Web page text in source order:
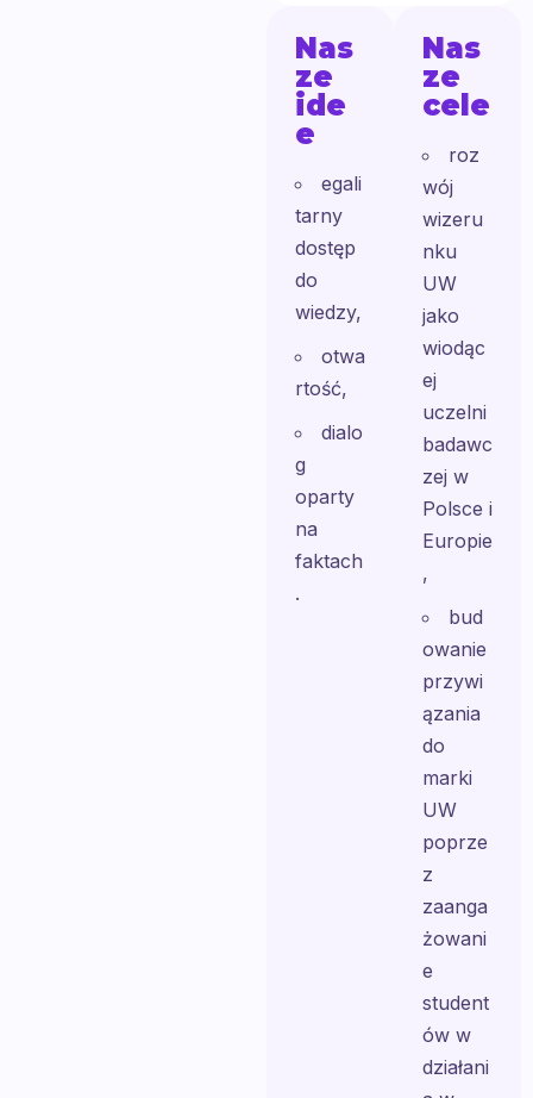
Nas
ze
ide
e
egali
tarny
dostęp
do
wiedzy,
otwa
rtość,
dialo
g
oparty
na
faktach
.
Nas
ze
cele
roz
wój
wizeru
nku
UW
jako
wiodąc
ej
uczelni
badawc
zej w
Polsce i
Europie
,
bud
owanie
przywi
ązania
do
marki
UW
poprze
z
zaanga
żowani
e
student
ów w
działani